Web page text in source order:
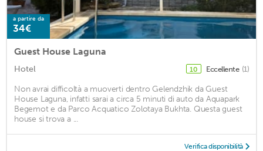
a partire da
34€
Guest House Laguna
Hotel 10 Eccellente (1)
Non avrai difficoltà a muoverti dentro Gelendzhik da Guest
House Laguna, infatti sarai a circa 5 minuti di auto da Aquapark
Begemot e da Parco Acquatico Zolotaya Bukhta. Questa guest
house si trova a ...
Verifica disponibilità